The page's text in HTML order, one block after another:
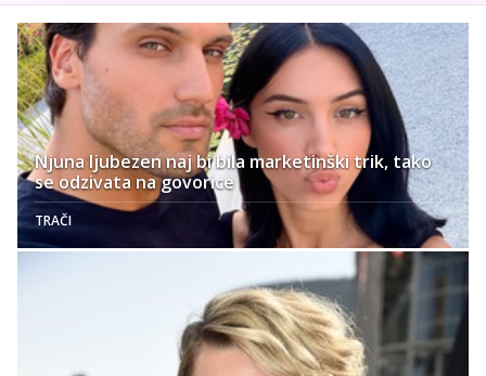
Njuna ljubezen naj bi bila marketinški trik, tako
se odzivata na govorice
TRAČI